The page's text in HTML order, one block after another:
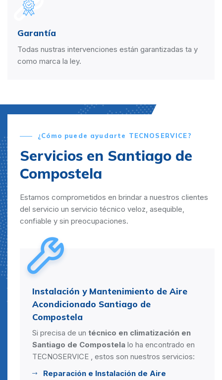
Garantía
Todas nustras intervenciones están garantizadas ta y
como marca la ley.
¿Cómo puede ayudarte TECNOSERVICE?
Servicios en Santiago de
Compostela
Estamos comprometidos en brindar a nuestros clientes
del servicio un servicio técnico veloz, asequible,
confiable y sin preocupaciones.
Instalación y Mantenimiento de Aire
Acondicionado Santiago de
Compostela
Si precisa de un técnico en climatización en
Santiago de Compostela lo ha encontrado en
TECNOSERVICE , estos son nuestros servicios:
Reparación e Instalación de Aire